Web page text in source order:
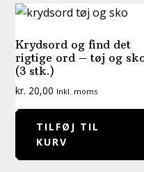
Krydsord og find det
rigtige ord – tøj og
(3 stk.)
kr. 20,00 Inkl. moms
TILFØJ TIL
KURV